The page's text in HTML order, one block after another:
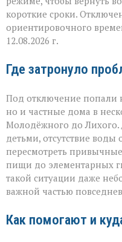
короткие сроки.
ориентировочного
12.08.2026 г.
Где затронуло
Под отключение попали
но и частные дома в
Молодёжного до Лихого.
детьми, отсутствие воды
пересмотреть
пищи до элементарных
такой ситуации даже
важной частью
Как помогают и